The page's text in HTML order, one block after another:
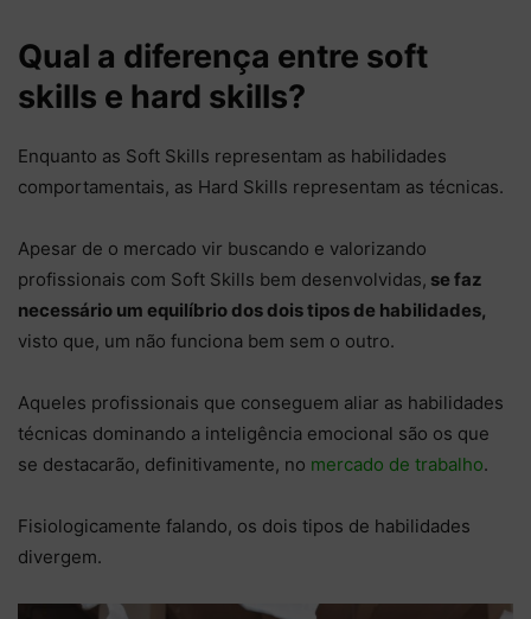
Qual a diferença entre soft
skills e hard skills?
Enquanto as Soft Skills representam as habilidades
comportamentais, as Hard Skills representam as técnicas.
Apesar de o mercado vir buscando e valorizando
profissionais com Soft Skills bem desenvolvidas, se faz
necessário um equilíbrio dos dois tipos de habilidades,
visto que, um não funciona bem sem o outro.
Aqueles profissionais que conseguem aliar as habilidades
técnicas dominando a inteligência emocional são os que
se destacarão, definitivamente, no mercado de trabalho.
Fisiologicamente falando, os dois tipos de habilidades
divergem.